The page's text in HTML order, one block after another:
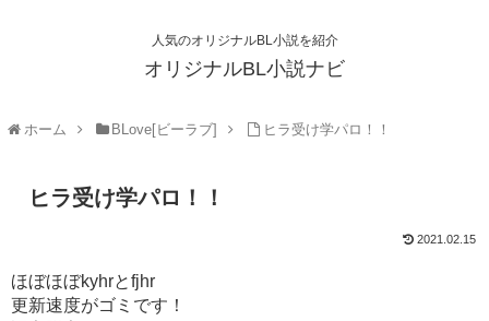
人気のオリジナルBL小説を紹介
オリジナルBL小説ナビ
ホーム BLove[ビーラブ] ヒラ受け学パロ！！
ヒラ受け学パロ！！
2021.02.15
ほぼほぼkyhrとfjhr
更新速度がゴミです！